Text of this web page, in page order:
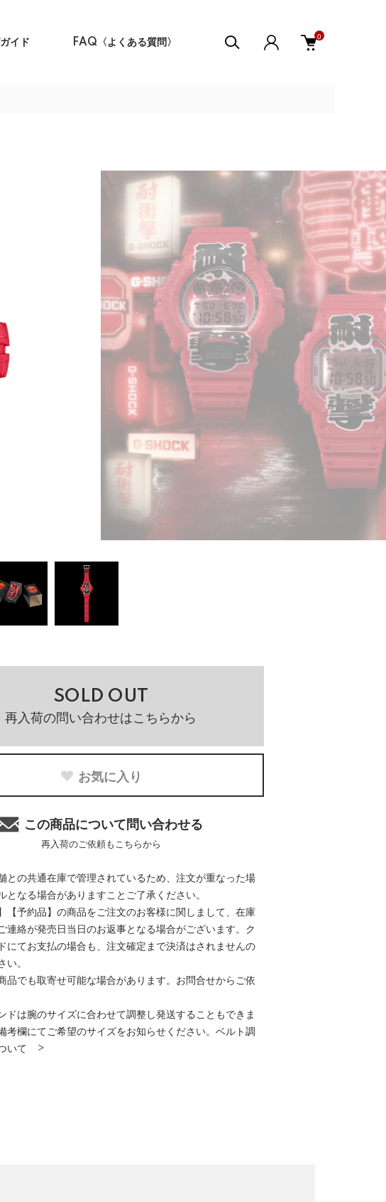
イド FAQ〈よくある質問〉
0
SOLD OUT
再入荷の問い合わせはこちらから
お気に入り
この商品について問い合わせる
再入荷のご依頼もこちらから
との共通在庫で管理されているため、注文が重なった場
となる場合がありますことご了承ください。
【予約品】の商品をご注文のお客様に関しまして、在庫
連絡が発売日当日のお返事となる場合がございます。ク
にてお支払の場合も、注文確定まで決済はされませんの
い。
品でも取寄せ可能な場合があります。お問合せからご依
は腕のサイズに合わせて調整し発送することもできま
考欄にてご希望のサイズをお知らせください。 ベルト調
いて >